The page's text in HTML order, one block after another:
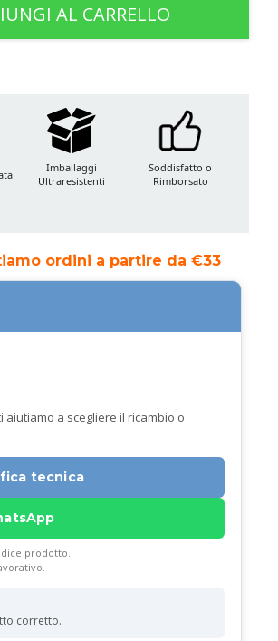
AL CARRELLO
ordini a partire da €33
a scegliere il ricambio o
tecnica
prodotto.
corretto.
Imballaggi
Ultraresistenti
Soddisfatto o
Rimborsato